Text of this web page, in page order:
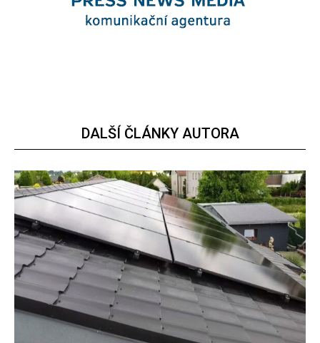
DALŠÍ ČLÁNKY AUTORA